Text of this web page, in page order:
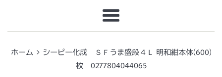
メ
ニ
ュ
ー
ホーム › シーピー化成 ＳＦうま盛段４Ｌ 明和紺本体(600)
枚 0277804044065